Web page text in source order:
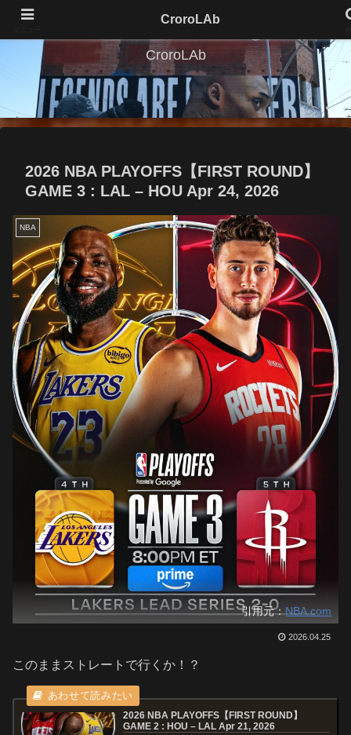
CroroLAb
2026 NBA PLAYOFFS【FIRST ROUND】
GAME 3 : LAL – HOU Apr 24, 2026
NBA
引用元：NBA.com
2026.04.25
このままストレートで行くか！？
2026 NBA PLAYOFFS【FIRST ROUND】
GAME 2 : HOU – LAL Apr 21, 2026
CroroLAb